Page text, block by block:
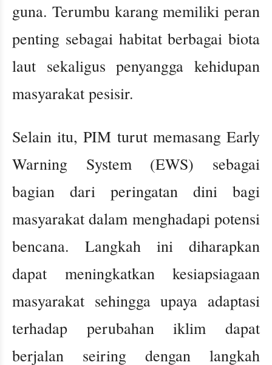
guna. Terumbu karang memiliki peran
penting sebagai habitat berbagai biota
laut sekaligus penyangga kehidupan
masyarakat pesisir.
Selain itu, PIM turut memasang Early
Warning System (EWS) sebagai
bagian dari peringatan dini bagi
masyarakat dalam menghadapi potensi
bencana. Langkah ini diharapkan
dapat meningkatkan kesiapsiagaan
masyarakat sehingga upaya adaptasi
terhadap perubahan iklim dapat
berjalan seiring dengan langkah